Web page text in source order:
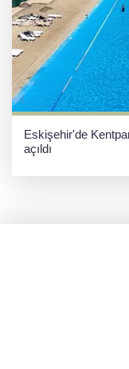
Eskişehir'de
açıldı